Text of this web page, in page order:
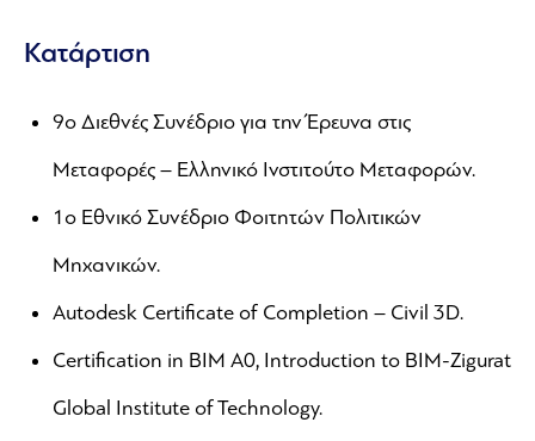
Κατάρτιση
9o Διεθνές Συνέδριο για την Έρευνα στις
Μεταφορές – Ελληνικό Ινστιτούτο Μεταφορών.
1ο Εθνικό Συνέδριο Φοιτητών Πολιτικών
Μηχανικών.
Autodesk Certificate of Completion – Civil 3D.
Certification in BIM A0, Introduction to BIM-Zigurat
Global Institute of Technology.